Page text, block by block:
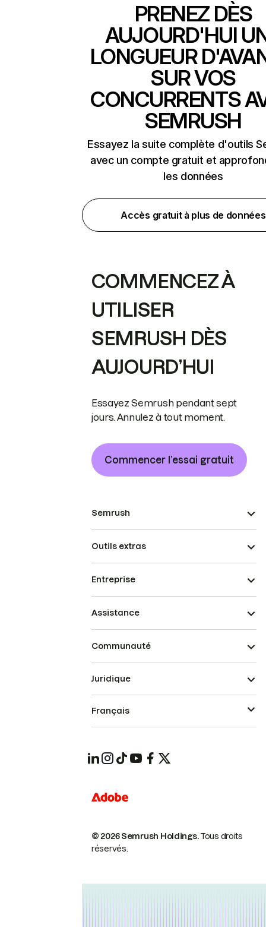
PRENEZ DÈS
AUJOURD'HUI
LONGUEUR
SUR VOS
CONCURRENTS
SEMRUSH
Essayez la suite complète d'outils
avec un compte gratuit et
les données
Accès gratuit à plus de données
COMMENCEZ À
UTILISER
SEMRUSH DÈS
AUJOURD’HUI
Essayez Semrush pendant sept
jours. Annulez à tout moment.
Commencer l’essai gratuit
Semrush
Outils extras
Entreprise
Assistance
Communauté
© 2026 Semrush Holdings.Tous droits
réservés.
Juridique
Français